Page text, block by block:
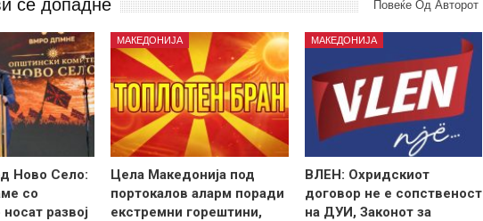
се допадне Повеќе Од Авторот
Ново Село:
со
развој
МАКЕДОНИЈА
Цела Македонија под
портокалов аларм поради
екстремни горештини,
МАКЕДОНИЈА
ВЛЕН: Охридскиот
договор не е сопственост
на ДУИ, Законот за